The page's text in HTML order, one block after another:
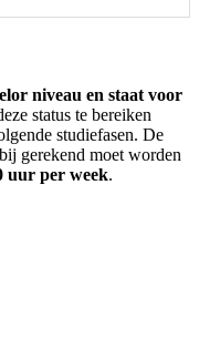
niveau en staat voor
status te bereiken
studiefasen. De
gerekend moet worden
uur per week.